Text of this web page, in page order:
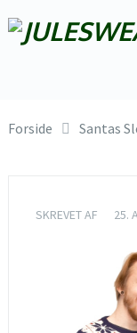
Forside Santas
SKREVET AF 25.